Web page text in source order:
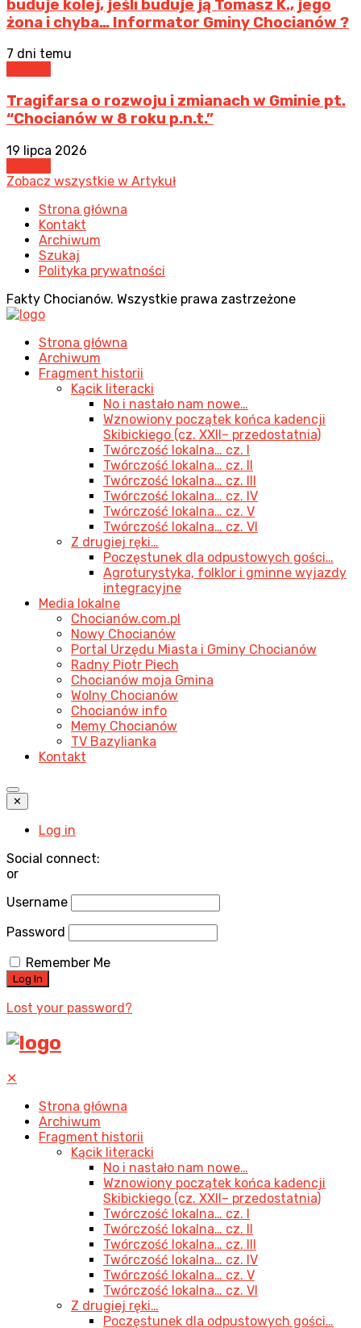
buduje kolej, jeśli buduje ją Tomasz K., jego
żona i chyba… Informator Gminy Chocianów ?
7 dni temu
Tragifarsa o rozwoju i zmianach w Gminie pt.
“Chocianów w 8 roku p.n.t.”
19 lipca 2026
Zobacz wszystkie w Artykuł
Strona główna
Kontakt
Archiwum
Szukaj
Polityka prywatności
Fakty Chocianów. Wszystkie prawa zastrzeżone
Strona główna
Archiwum
Fragment historii
Kącik literacki
No i nastało nam nowe…
Wznowiony początek końca kadencji
Skibickiego (cz. XXII– przedostatnia)
Twórczość lokalna… cz. I
Twórczość lokalna… cz. II
Twórczość lokalna… cz. III
Twórczość lokalna… cz. IV
Twórczość lokalna… cz. V
Twórczość lokalna… cz. VI
Z drugiej ręki…
Poczęstunek dla odpustowych gości…
Agroturystyka, folklor i gminne wyjazdy
integracyjne
Media lokalne
Chocianów.com.pl
Nowy Chocianów
Portal Urzędu Miasta i Gminy Chocianów
Radny Piotr Piech
Chocianów moja Gmina
Wolny Chocianów
Chocianów info
Memy Chocianów
TV Bazylianka
Kontakt
✕
Log in
Social connect:
or
Username
Password
Remember Me
Lost your password?
✕
Strona główna
Archiwum
Fragment historii
Kącik literacki
No i nastało nam nowe…
Wznowiony początek końca kadencji
Skibickiego (cz. XXII– przedostatnia)
Twórczość lokalna… cz. I
Twórczość lokalna… cz. II
Twórczość lokalna… cz. III
Twórczość lokalna… cz. IV
Twórczość lokalna… cz. V
Twórczość lokalna… cz. VI
Z drugiej ręki…
Poczęstunek dla odpustowych gości…